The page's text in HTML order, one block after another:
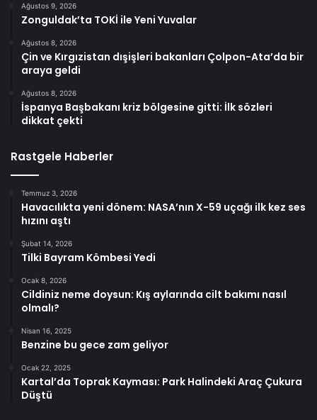
Ağustos 9, 2026
Zonguldak’ta TOKİ ile Yeni Yuvalar
Ağustos 8, 2026
Çin ve Kırgızistan dışişleri bakanları Çolpon-Ata’da bir
araya geldi
Ağustos 8, 2026
İspanya Başbakanı kriz bölgesine gitti: İlk sözleri
dikkat çekti
Rastgele Haberler
Temmuz 3, 2026
Havacılıkta yeni dönem: NASA’nın X-59 uçağı ilk kez ses
hızını aştı
Şubat 14, 2026
Tilki Bayram Kömbesi Yedi
Ocak 8, 2026
Cildiniz neme doysun: Kış aylarında cilt bakımı nasıl
olmalı?
Nisan 16, 2025
Benzine bu gece zam geliyor
Ocak 22, 2025
Kartal’da Toprak Kayması: Park Halindeki Araç Çukura
Düştü